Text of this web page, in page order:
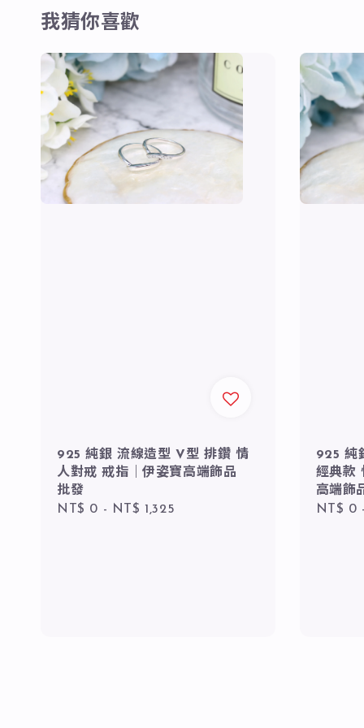
我猜你喜歡
925 純銀 流線造型 V型 排鑽 情
人對戒 戒指｜伊姿寶高端飾品
批發
Regular
NT$ 0 - NT$ 1,325
925 純
經典款
高端飾
NT$ 0